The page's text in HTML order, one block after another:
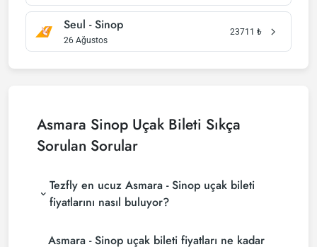
Seul - Sinop
26 Ağustos
23711 ₺
Asmara Sinop Uçak Bileti Sıkça
Sorulan Sorular
Tezfly en ucuz Asmara - Sinop uçak bileti
fiyatlarını nasıl buluyor?
bulmak için tur operatörleri, büyük rezervasyon
Asmara - Sinop uçak bileti fiyatları ne kadar